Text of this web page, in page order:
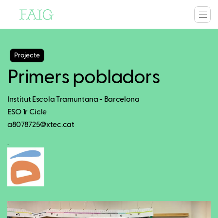
Projecte
Primers pobladors
Institut Escola Tramuntana - Barcelona
ESO 1r Cicle
a8078725@xtec.cat
.